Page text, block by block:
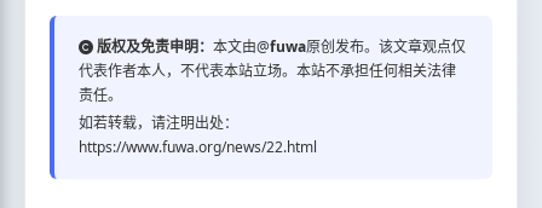
版权及免责申明： 本文由@fuwa原创发布。该文章观点仅
代表作者本人，不代表本站立场。本站不承担任何相关法律
责任。
如若转载，请注明出处：
https://www.fuwa.org/news/22.html